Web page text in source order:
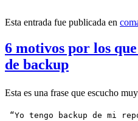
Esta entrada fue publicada en
6 motivos por los
de backup
Esta es una frase que escucho
“Yo tengo backup de mi